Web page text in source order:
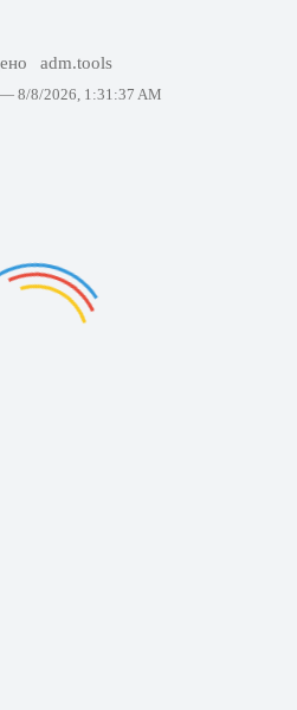
adm.tools
— 8/8/2026, 1:31:37 AM